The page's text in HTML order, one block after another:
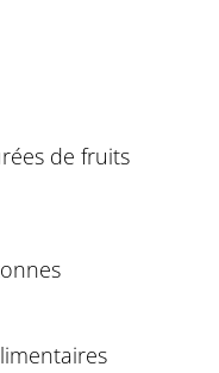
de fruits